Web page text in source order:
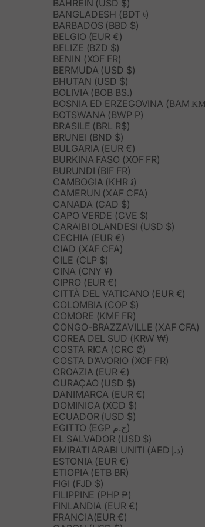
BAHREIN (USD $)
BANGLADESH (BDT ৳)
BARBADOS (BBD $)
BELGIO (EUR €)
BELIZE (BZD $)
BENIN (XOF FR)
BERMUDA (USD $)
BHUTAN (USD $)
BOLIVIA (BOB BS.)
BOSNIA ED ERZEGOVINA (BAM
BOTSWANA (BWP P)
BRASILE (BRL R$)
BRUNEI (BND $)
BULGARIA (EUR €)
BURKINA FASO (XOF FR)
BURUNDI (BIF FR)
CAMBOGIA (KHR ៛)
CAMERUN (XAF CFA)
CANADA (CAD $)
CAPO VERDE (CVE $)
CARAIBI OLANDESI (USD $)
CECHIA (EUR €)
CIAD (XAF CFA)
CILE (CLP $)
CINA (CNY ¥)
CIPRO (EUR €)
CITTÀ DEL VATICANO (EUR €)
COLOMBIA (COP $)
COMORE (KMF FR)
CONGO-BRAZZAVILLE (XAF CFA)
COREA DEL SUD (KRW ₩)
COSTA RICA (CRC ₡)
COSTA D’AVORIO (XOF FR)
CROAZIA (EUR €)
CURAÇAO (USD $)
DANIMARCA (EUR €)
DOMINICA (XCD $)
ECUADOR (USD $)
EGITTO (EGP ج.م)
EL SALVADOR (USD $)
EMIRATI ARABI UNITI (AED د.إ)
ESTONIA (EUR €)
ETIOPIA (ETB BR)
FIGI (FJD $)
FILIPPINE (PHP ₱)
FINLANDIA (EUR €)
FRANCIA(EUR €)